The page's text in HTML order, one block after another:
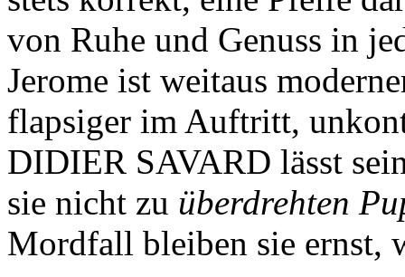
von Ruhe und Genuss in
Jerome ist weitaus
flapsiger im Auftritt,
DIDIER SAVARD lässt
sie nicht zu überdrehten
Mordfall bleiben sie ernst,